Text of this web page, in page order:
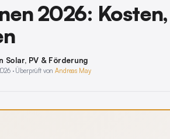
2026:
Solar, PV & Förderung
· Überprüft vonAndreas May